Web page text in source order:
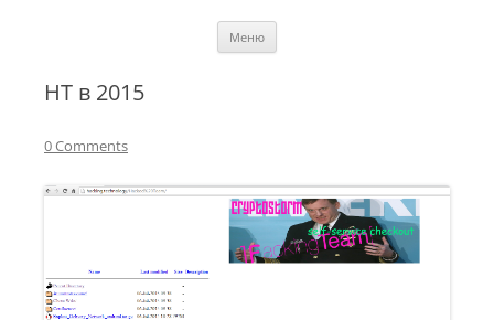
Меню
HT в 2015
0 Comments